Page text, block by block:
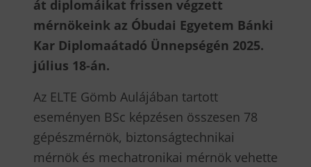
át diplomáikat frissen végzett
mérnökeink az Óbudai Egyetem Bánki
Kar Diplomaátadó Ünnepségén 2025.
július 18-án.
Az ELTE Gömb Aulájában tartott
eseményen BSc képzésen összesen 78
gépészmérnök, biztonságtechnikai
mérnök és mechatronikai mérnök vehette